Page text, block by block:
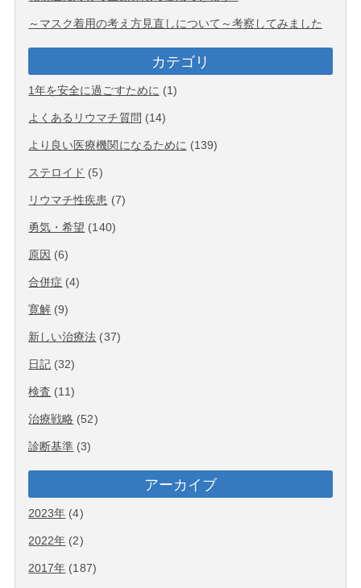
～マスク着用の考え方見直しについて～考察してみました
カテゴリ
1年を安全に過ごすために (1)
よくあるリウマチ質問 (14)
より良い医療機関になるために (139)
ステロイド (5)
リウマチ性疾患 (7)
勇気・希望 (140)
原因 (6)
合併症 (4)
寛解 (9)
新しい治療法 (37)
日記 (32)
検査 (11)
治療戦略 (52)
診断基準 (3)
アーカイブ
2023年 (4)
2022年 (2)
2017年 (187)